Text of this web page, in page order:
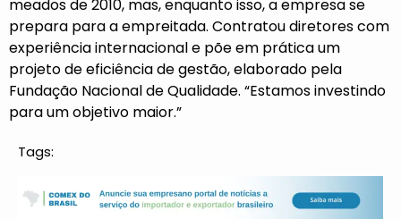
meados de 2010, mas, enquanto isso, a empresa se
prepara para a empreitada. Contratou diretores com
experiência internacional e põe em prática um
projeto de eficiência de gestão, elaborado pela
Fundação Nacional de Qualidade. “Estamos investindo
para um objetivo maior.”
Tags: